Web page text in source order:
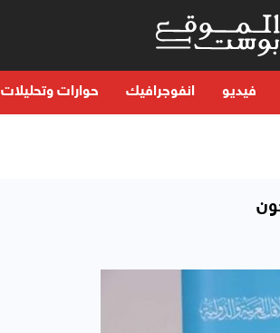
فيديو انفوجرافيك حوارات وتحليلات